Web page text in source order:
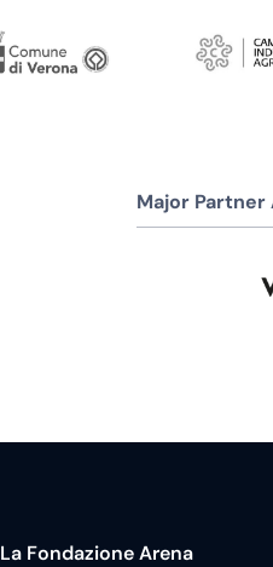
Major Partner
La Fondazione Arena